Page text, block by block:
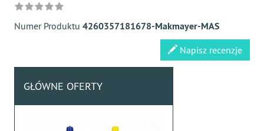
Numer Produktu 4260357181678-Makmayer-MAS
Napisz recenzje
GŁÓWNE OFERTY